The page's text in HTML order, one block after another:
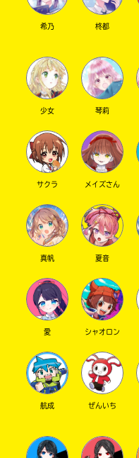
希乃 柊都
少女 琴莉
サクラ メイズさん
真帆 夏音
愛 シャオロン
航成 ぜんいち